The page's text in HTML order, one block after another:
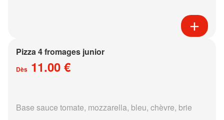
Pizza 4 fromages junior
Dès 11.00 €
Base sauce tomate, mozzarella, bleu, chèvre, brie